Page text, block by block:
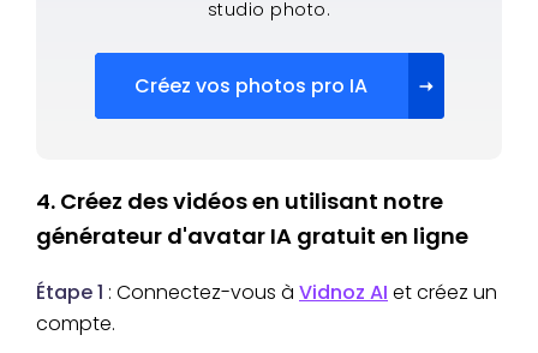
studio photo.
Créez vos photos pro IA
4. Créez des vidéos en utilisant notre
générateur d'avatar IA gratuit en ligne
Étape 1 : Connectez-vous à Vidnoz AI et créez un
compte.